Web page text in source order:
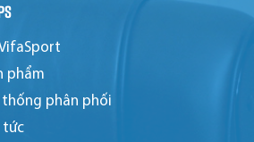
phẩm
thống phân phối
tức